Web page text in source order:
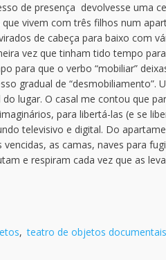
de presença devolvesse uma
vivem com três filhos num
de cabeça para baixo com
vez que tinham tido tempo
para que o verbo “mobiliar”
gradual de
lugar. O casal me contou que
para libertá-las (e se
televisivo e digital. Do
as camas, naves para
e respiram cada vez que as
, teatro de objetos documentais